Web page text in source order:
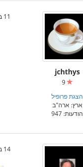
jchthys
9
הצגת פרופיל
ארץ: ארה"ב
הודעות: 947
11 בפברואר 2009, 14:59:06
14 בפברואר 2009, 02:29:42